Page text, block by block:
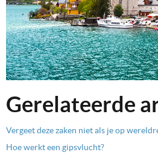
Gerelateerde
Vergeet deze zaken niet als je op
Hoe werkt een gipsvlucht?